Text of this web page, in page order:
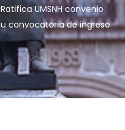
Ratifica UMSNH convenio
convocatoria de ingreso